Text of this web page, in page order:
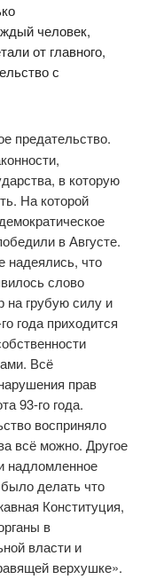
человек,
от главного,
с
предательство.
в которую
На которой
в Августе.
надеялись, что
слово
на грубую силу и
года приходится
Всё
прав
93-го года.
восприняло
всё можно. Другое
надломленное
делать что
Конституция,
в
власти и
верхушке».